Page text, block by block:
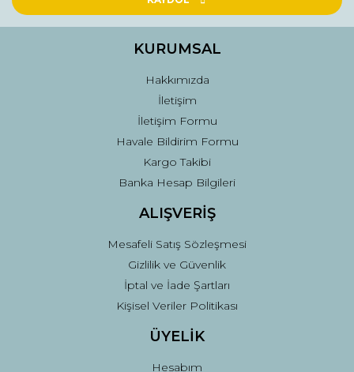
Ürün fiyatı diğer sitelerden daha pahalı.
Gönder
KURUMSAL
Hakkımızda
İletişim
İletişim Formu
Havale Bildirim Formu
Kargo Takibi
Banka Hesap Bilgileri
ALIŞVERİŞ
Mesafeli Satış Sözleşmesi
Gizlilik ve Güvenlik
İptal ve İade Şartları
Kişisel Veriler Politikası
ÜYELİK
Hesabım